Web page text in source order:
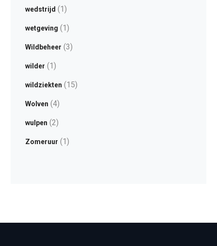
wedstrijd (1)
wetgeving (1)
Wildbeheer (3)
wilder (1)
wildziekten (15)
Wolven (4)
wulpen (2)
Zomeruur (1)